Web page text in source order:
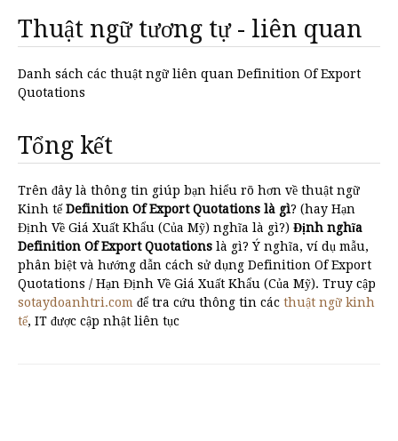
Thuật ngữ tương tự - liên quan
Danh sách các thuật ngữ liên quan Definition Of Export
Quotations
Tổng kết
Trên đây là thông tin giúp bạn hiểu rõ hơn về thuật ngữ
Kinh tếDefinition Of Export Quotations là gì? (hay Hạn
Định Về Giá Xuất Khẩu (Của Mỹ) nghĩa là gì?) Định nghĩa
Definition Of Export Quotations là gì? Ý nghĩa, ví dụ mẫu,
phân biệt và hướng dẫn cách sử dụng Definition Of Export
Quotations / Hạn Định Về Giá Xuất Khẩu (Của Mỹ). Truy cập
sotaydoanhtri.com để tra cứu thông tin các thuật ngữ kinh
tế, IT được cập nhật liên tục